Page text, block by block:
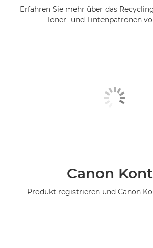
Erfahren Sie mehr über das
Toner- und Tintenpatronen
Canon
Produkt registrieren und Canon